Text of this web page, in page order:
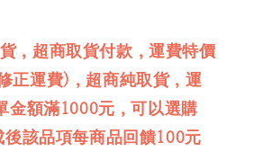
，超商取貨付款，運費特價
正運費)，超商純取貨，運
金額滿1000元，可以選購
該品項每商品回饋100元